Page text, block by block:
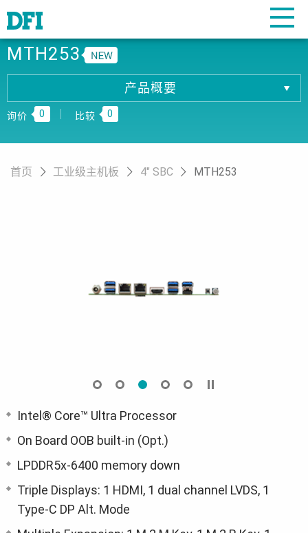
MTH253
产品概要
产品概要
相關下载
订购资讯
询价 0 比较 0
首页 工业级主机板 4" SBC MTH253
Intel® Core™ Ultra Processor
On Board OOB built-in (Opt.)
LPDDR5x-6400 memory down
Triple Displays: 1 HDMI, 1 dual channel LVDS, 1
Type-C DP Alt. Mode